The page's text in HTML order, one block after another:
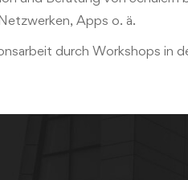
Apps o. ä.
durch Workshops in